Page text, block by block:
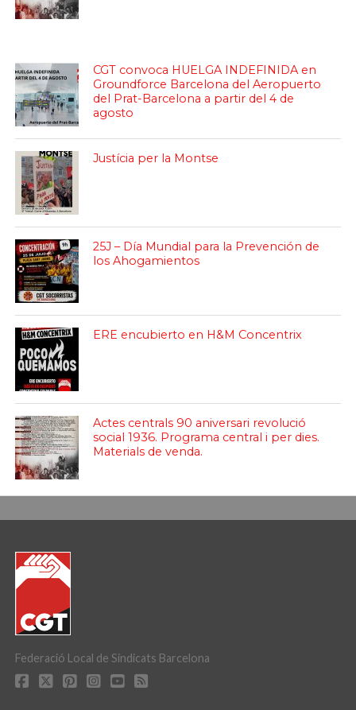
CGT convoca HUELGA INDEFINIDA en
Groundforce Barcelona del Aeropuerto
del Prat-Barcelona a partir del 4 de
agosto
Justícia per la Montse
25J – Día Mundial para la Prevención de
los Ahogamientos
ERE encubierto en H&M Concentrix
Actes centrals 90 aniversari revolució
social 1936. Programa central i per dies.
Materials de venda.
Federació Local de Sindicats Barcelona